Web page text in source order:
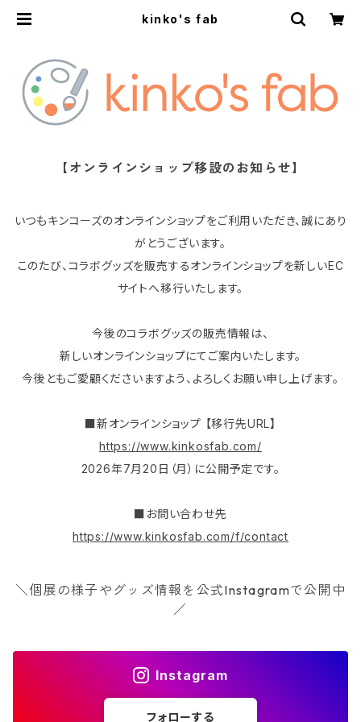
kinko's fab
【オンラインショップ移設のお知らせ】
いつもキンコーズのオンラインショップをご利用いただき、誠にあり
がとうございます。
このたび、コラボグッズを販売するオンラインショップを新しいEC
サイトへ移行いたします。
今後のコラボグッズの販売情報は、
新しいオンラインショップにてご案内いたします。
今後ともご愛顧くださいますよう、よろしくお願い申し上げます。
■新オンラインショップ 【移行先URL】
https://www.kinkosfab.com/
2026年7月20日（月）に公開予定です。
■お問い合わせ先
https://www.kinkosfab.com/f/contact
＼個展の様子やグッズ情報を公式Instagramで公開中
／
Instagram
フォローする